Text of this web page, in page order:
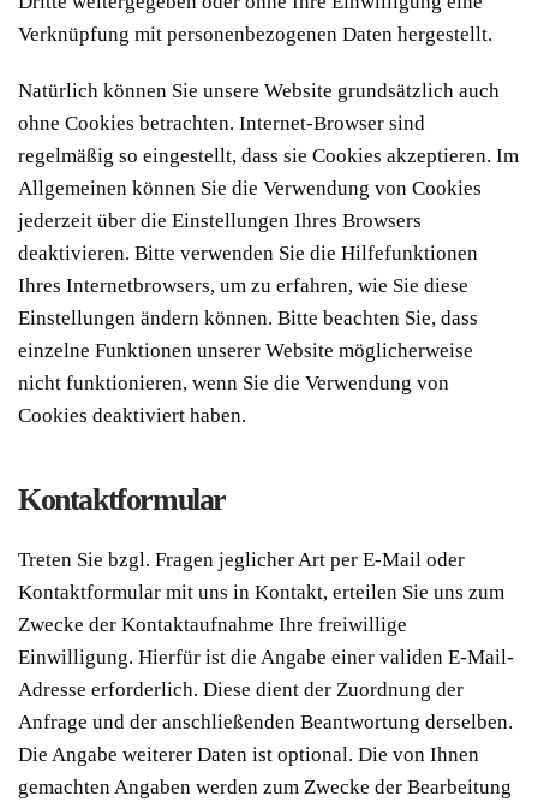
Verknüpfung mit personenbezogenen Daten hergestellt.
Natürlich können Sie unsere Website grundsätzlich auch
ohne Cookies betrachten. Internet-Browser sind
regelmäßig so eingestellt, dass sie Cookies akzeptieren. Im
Allgemeinen können Sie die Verwendung von Cookies
jederzeit über die Einstellungen Ihres Browsers
deaktivieren. Bitte verwenden Sie die Hilfefunktionen
Ihres Internetbrowsers, um zu erfahren, wie Sie diese
Einstellungen ändern können. Bitte beachten Sie, dass
einzelne Funktionen unserer Website möglicherweise
nicht funktionieren, wenn Sie die Verwendung von
Cookies deaktiviert haben.
Kontaktformular
Treten Sie bzgl. Fragen jeglicher Art per E-Mail oder
Kontaktformular mit uns in Kontakt, erteilen Sie uns zum
Zwecke der Kontaktaufnahme Ihre freiwillige
Einwilligung. Hierfür ist die Angabe einer validen E-Mail-
Adresse erforderlich. Diese dient der Zuordnung der
Anfrage und der anschließenden Beantwortung derselben.
Die Angabe weiterer Daten ist optional. Die von Ihnen
gemachten Angaben werden zum Zwecke der Bearbeitung